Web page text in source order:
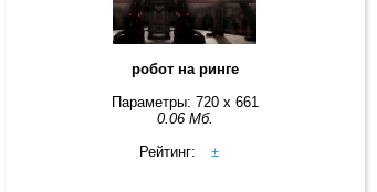
робот на ринге
Параметры: 720 x 661
0.06 Мб.
Рейтинг:
±